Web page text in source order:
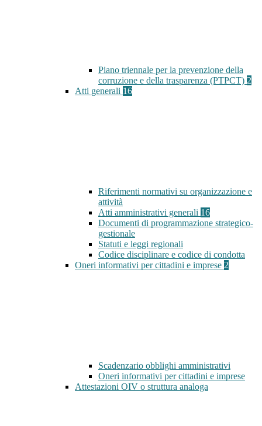
Piano triennale per la prevenzione della
corruzione e della trasparenza (PTPCT) 2
Atti generali 16
Riferimenti normativi su organizzazione e
attività
Atti amministrativi generali 16
Documenti di programmazione strategico-
gestionale
Statuti e leggi regionali
Codice disciplinare e codice di condotta
Oneri informativi per cittadini e imprese 2
Scadenzario obblighi amministrativi
Oneri informativi per cittadini e imprese
Attestazioni OIV o struttura analoga